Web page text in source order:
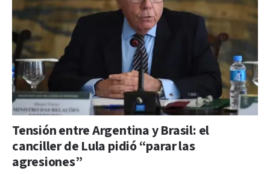
Tensión entre Argentina y Brasil: el
canciller de Lula pidió “parar las
agresiones”